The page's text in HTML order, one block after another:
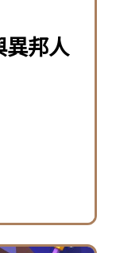
異邦人